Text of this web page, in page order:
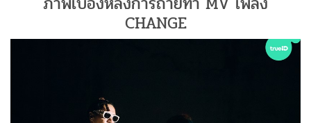
CHANGE